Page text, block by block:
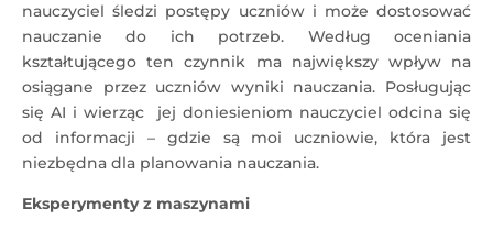
nauczyciel śledzi postępy uczniów i może dostosować
nauczanie do ich potrzeb. Według oceniania
kształtującego ten czynnik ma największy wpływ na
osiągane przez uczniów wyniki nauczania. Posługując
się AI i wierząc jej doniesieniom nauczyciel odcina się
od informacji – gdzie są moi uczniowie, która jest
niezbędna dla planowania nauczania.
Eksperymenty z maszynami